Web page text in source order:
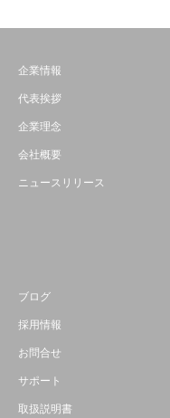
企業情報
代表挨拶
企業理念
会社概要
ニュースリリース
ブログ
採用情報
お問合せ
サポート
取扱説明書